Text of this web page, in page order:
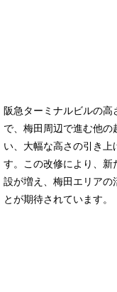
阪急ターミナルビルの高
で、梅田周辺で進む他の
い、大幅な高さの引き上
す。この改修により、新
設が増え、梅田エリアの
とが期待されています。